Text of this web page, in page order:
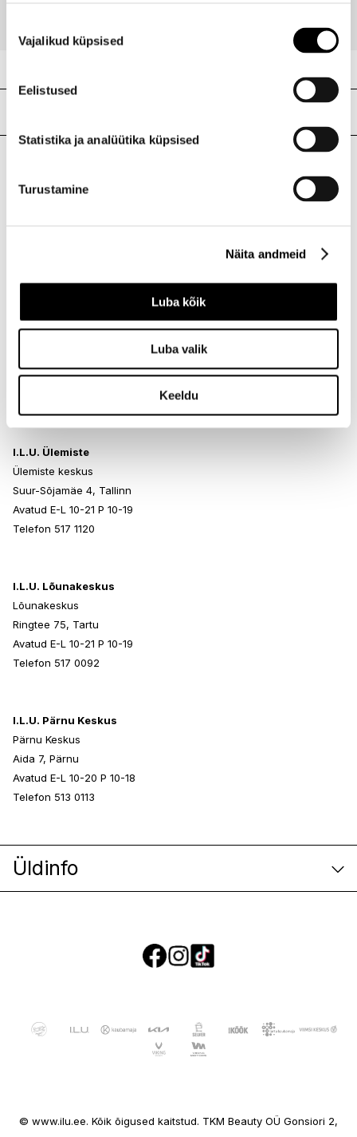
valik
Vajalikud küpsised
Eelistused
Statistika ja analüütika küpsised
Turustamine
Näita andmeid
Luba kõik
Luba valik
Keeldu
I.L.U. Kristiine
I.L.U. Rocca al Mare
Avatud E-L 10-21 P 10-19
I.L.U. Ülemiste
Ülemiste keskus
Suur-Sõjamäe 4, Tallinn
Avatud E-L 10-21 P 10-19
Telefon 517 1120
I.L.U. Lõunakeskus
Lõunakeskus
Ringtee 75, Tartu
Avatud E-L 10-21 P 10-19
Telefon 517 0092
I.L.U. Pärnu Keskus
Pärnu Keskus
Aida 7, Pärnu
Avatud E-L 10-20 P 10-18
Telefon 513 0113
Üldinfo
© www.ilu.ee. Kõik õigused kaitstud. TKM Beauty OÜ Gonsiori 2,